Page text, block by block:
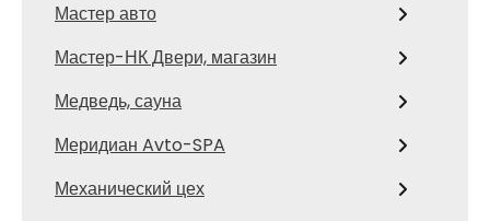
Мастер авто
Мастер-НК Двери, магазин
Медведь, сауна
Меридиан Avto-SPA
Механический цех